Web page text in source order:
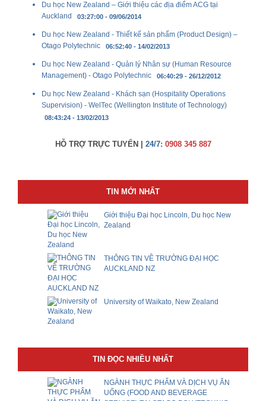
Du học New Zealand – Giới thiệu các địa điểm ACG tại
Auckland 03:27:00 - 09/06/2014
Du học New Zealand - Thiết kế sản phẩm (Product Design) –
Otago Polytechnic 06:52:40 - 14/02/2013
Du học New Zealand - Quản lý Nhân sự (Human Resource
Management) - Otago Polytechnic 06:40:29 - 26/12/2012
Du học New Zealand - Khách sạn (Hospitality Operations
Supervision) - WelTec (Wellington Institute of Technology)
08:43:24 - 13/02/2013
HỖ TRỢ TRỰC TUYẾN | 24/7: 0908 345 887
TIN MỚI NHẤT
Giới thiệu Đại học Lincoln, Du học New
Zealand
THÔNG TIN VỀ TRƯỜNG ĐẠI HỌC
AUCKLAND NZ
University of Waikato, New Zealand
TIN ĐỌC NHIỀU NHẤT
NGÀNH THỰC PHẨM VÀ DỊCH VỤ ĂN
UỐNG (FOOD AND BEVERAGE